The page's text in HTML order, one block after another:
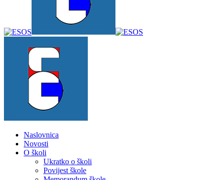
Naslovnica
Novosti
O školi
Ukratko o školi
Povijest škole